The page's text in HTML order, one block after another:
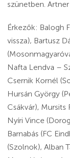
szünetben.
Érkezők: Balogh
vissza), Bartusz
Nafta Lendva –
Csernik Kornél
Hursán György
Csákvár), Mursits
Nyíri Vince
Barnabás (FC
(Szolnok), Alban